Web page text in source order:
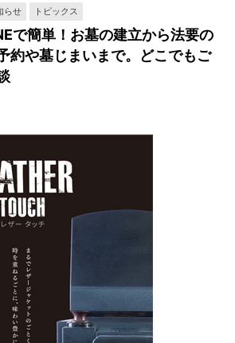
らせ トピックス
で簡単！お墓の建立から法要の
約や墓じまいまで。どこでもご